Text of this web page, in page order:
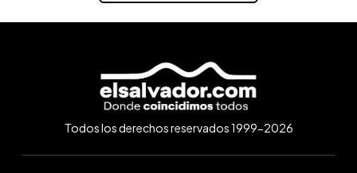
Todos los derechos reservados 1999-2026